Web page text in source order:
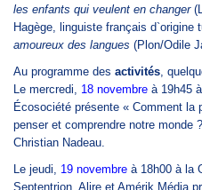
les enfants qui veulent en changer
Hagège, linguiste français d`origine
amoureux des langues (Plon/Odile
Au programme des activités,
Le mercredi, 18 novembre à 19h45
Écosociété présente « Comment la
penser et comprendre notre monde
Christian Nadeau.
Le jeudi, 19 novembre à 18h00 à la
Septentrion, Alire et Amérik Média